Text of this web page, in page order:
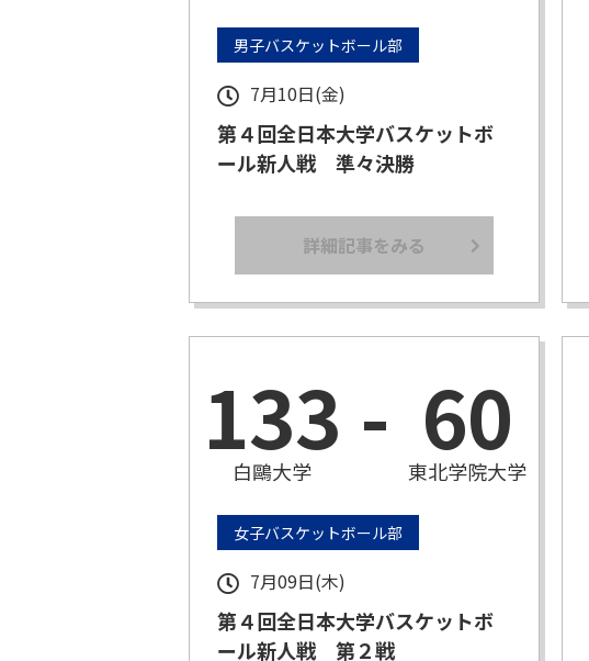
男子バスケットボール部
7月10日(金)
第４回全日本大学バスケットボ
ール新人戦 準々決勝
詳細記事をみる
133
白鷗大学 - 60
東北学院大学
女子バスケットボール部
7月09日(木)
第４回全日本大学バスケットボ
ール新人戦 第２戦